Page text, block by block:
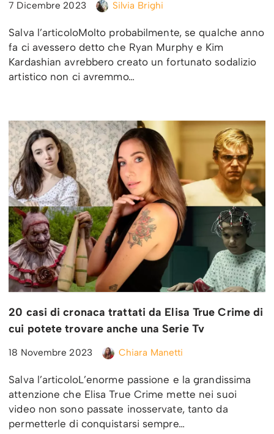
7 Dicembre 2023 Silvia Brighi
Salva l’articoloMolto probabilmente, se qualche anno
fa ci avessero detto che Ryan Murphy e Kim
Kardashian avrebbero creato un fortunato sodalizio
artistico non ci avremmo…
20 casi di cronaca trattati da Elisa True Crime di
cui potete trovare anche una Serie Tv
18 Novembre 2023 Chiara Manetti
Salva l’articoloL’enorme passione e la grandissima
attenzione che Elisa True Crime mette nei suoi
video non sono passate inosservate, tanto da
permetterle di conquistarsi sempre…